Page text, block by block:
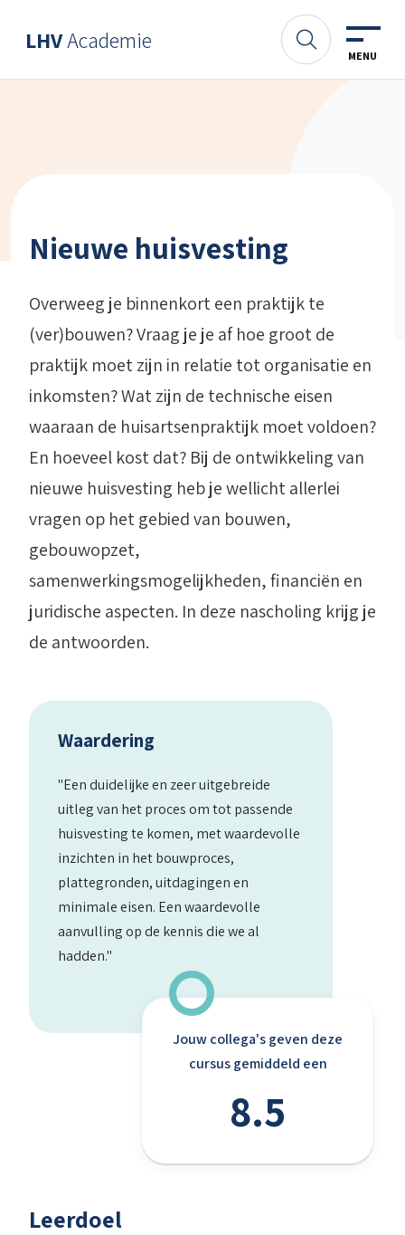
LHVAcademie
Academie
MENU
Zoeken
Nieuwe huisvesting
Overweeg je binnenkort een praktijk te
(ver)bouwen? Vraag je je af hoe groot de
praktijk moet zijn in relatie tot organisatie en
inkomsten? Wat zijn de technische eisen
waaraan de huisartsenpraktijk moet voldoen?
En hoeveel kost dat? Bij de ontwikkeling van
nieuwe huisvesting heb je wellicht allerlei
vragen op het gebied van bouwen,
gebouwopzet,
samenwerkingsmogelijkheden, financiën en
juridische aspecten. In deze nascholing krijg je
de antwoorden.
Waardering
"Een duidelijke en zeer uitgebreide
uitleg van het proces om tot passende
huisvesting te komen, met waardevolle
inzichten in het bouwproces,
plattegronden, uitdagingen en
minimale eisen. Een waardevolle
aanvulling op de kennis die we al
hadden."
Jouw collega's geven deze
cursus gemiddeld een
8.5
Leerdoel